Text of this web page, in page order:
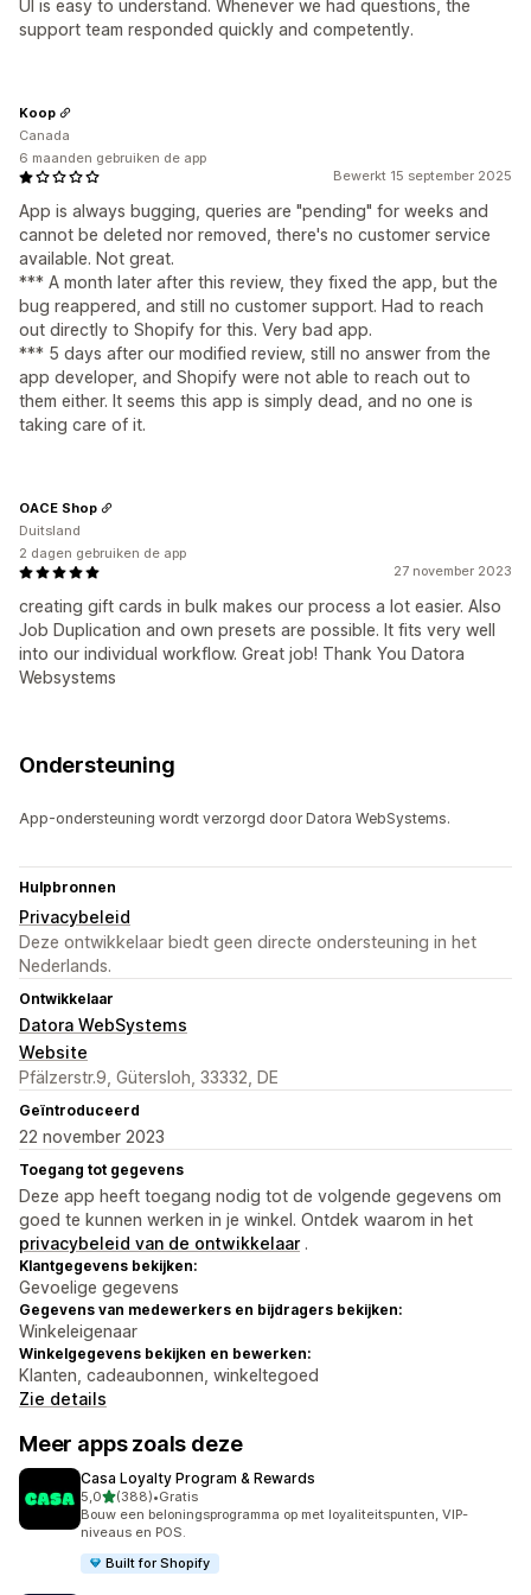
UI is easy to understand. Whenever we had questions, the
support team responded quickly and competently.
Bewerkt 15 september 2025
App is always bugging, queries are "pending" for weeks and
cannot be deleted nor removed, there's no customer service
available. Not great.
*** A month later after this review, they fixed the app, but the
bug reappered, and still no customer support. Had to reach
out directly to Shopify for this. Very bad app.
*** 5 days after our modified review, still no answer from the
app developer, and Shopify were not able to reach out to
them either. It seems this app is simply dead, and no one is
taking care of it.
Koop
Canada
6 maanden gebruiken de app
27 november 2023
creating gift cards in bulk makes our process a lot easier. Also
Job Duplication and own presets are possible. It fits very well
into our individual workflow. Great job! Thank You Datora
Websystems
OACE Shop
Duitsland
2 dagen gebruiken de app
Ondersteuning
App-ondersteuning wordt verzorgd door Datora WebSystems.
Hulpbronnen
Privacybeleid
Deze ontwikkelaar biedt geen directe ondersteuning in het
Nederlands.
Ontwikkelaar
Datora WebSystems
Website
Pfälzerstr.9, Gütersloh, 33332, DE
Geïntroduceerd
22 november 2023
Toegang tot gegevens
Deze app heeft toegang nodig tot de volgende gegevens om
goed te kunnen werken in je winkel. Ontdek waarom in het
privacybeleid van de ontwikkelaar .
Klantgegevens bekijken:
Gevoelige gegevens
Gegevens van medewerkers en bijdragers bekijken:
Winkeleigenaar
Winkelgegevens bekijken en bewerken:
Klanten, cadeaubonnen, winkeltegoed
Zie details
Meer apps zoals deze
Casa Loyalty Program & Rewards
5,0van 5 sterren
(388)
388 recensies in totaal
•Gratis
Bouw een beloningsprogramma op met loyaliteitspunten, VIP-
niveaus en POS.
Built for Shopify